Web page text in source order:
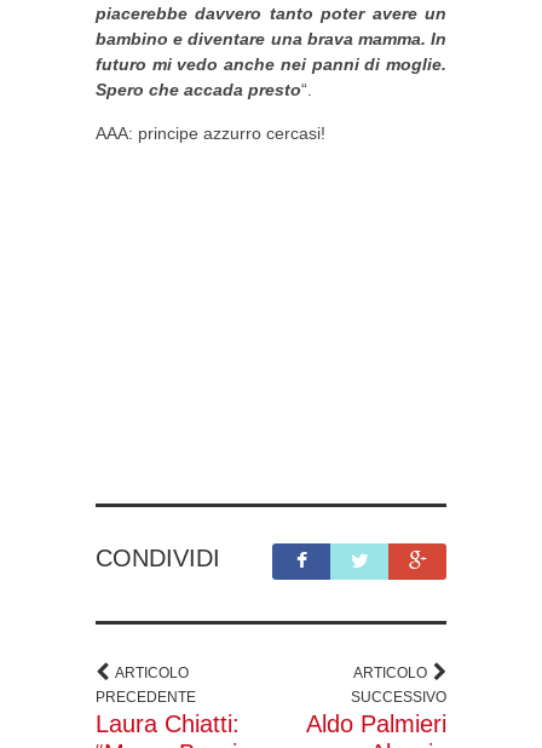
piacerebbe davvero tanto poter avere un
bambino e diventare una brava mamma. In
futuro mi vedo anche nei panni di moglie.
Spero che accada presto“.
AAA: principe azzurro cercasi!
CONDIVIDI
ARTICOLO
PRECEDENTE
Laura Chiatti:
ARTICOLO
SUCCESSIVO
Aldo Palmieri